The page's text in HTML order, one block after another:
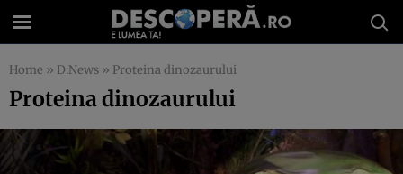
Home » D:News » Proteina dinozaurului
Proteina dinozaurului